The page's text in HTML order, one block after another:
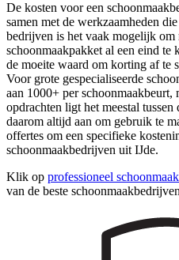
De kosten voor een
samen met de werkzaamheden
bedrijven is het vaak mogelijk om
schoonmaakpakket al een eind
de moeite waard om korting af te
Voor grote gespecialiseerde
aan 1000+ per
opdrachten ligt het meestal
daarom altijd aan om gebruik te
offertes om een specifieke
schoonmaakbedrijven uit IJde.
Klik op professioneel
van de beste